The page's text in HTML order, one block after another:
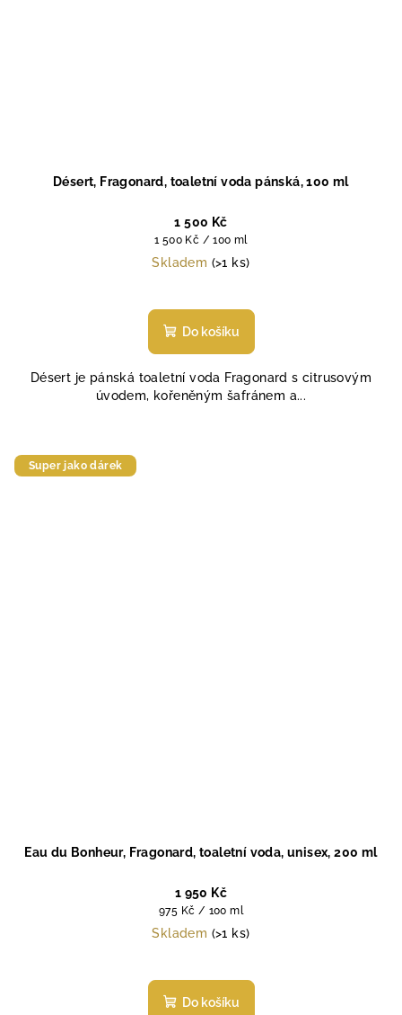
Désert, Fragonard, toaletní voda pánská, 100 ml
1 500 Kč
Měrná
cena:
1 500 Kč / 100 ml
Skladem (>1 ks)
Do košíku
Désert je pánská toaletní voda Fragonard s citrusovým
úvodem, kořeněným šafránem a...
Super jako dárek
Eau du Bonheur, Fragonard, toaletní voda, unisex, 200 ml
1 950 Kč
Měrná
cena:
975 Kč / 100 ml
Skladem (>1 ks)
hodnocení
produktu
Do košíku